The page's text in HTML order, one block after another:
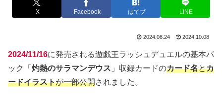
X Facebook はてブ LINE
2024.08.24 2024.10.08
2024/11/16に発売される遊戯王ラッシュデュエルの基本パ
ック「 灼熱のサラマンデウス 」収録カードのカード名とカ
ードイラストが一部公開されました。